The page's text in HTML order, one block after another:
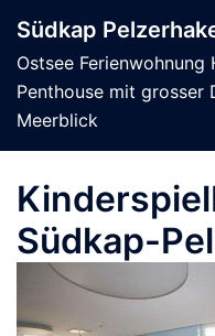
Inhalt
springen
Südkap
Ostsee Ferienwohnung
Penthouse mit grosser
Meerblick
Südkap-